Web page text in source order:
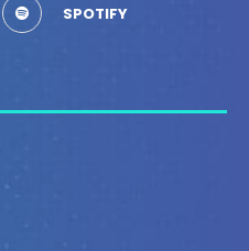
SPOTIFY